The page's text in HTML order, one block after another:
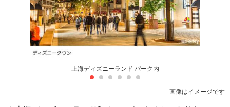
上海ディズニーランド パーク内
画像はイメージです